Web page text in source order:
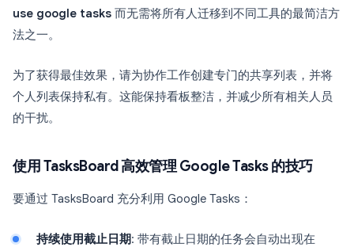
use google tasks 而无需将所有人迁移到不同工具的最简洁方
法之一。
为了获得最佳效果，请为协作工作创建专门的共享列表，并将
个人列表保持私有。这能保持看板整洁，并减少所有相关人员
的干扰。
使用 TasksBoard 高效管理 Google Tasks 的技巧
要通过 TasksBoard 充分利用 Google Tasks：
持续使用截止日期: 带有截止日期的任务会自动出现在